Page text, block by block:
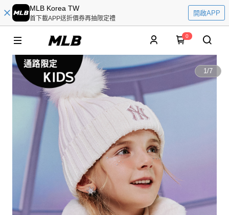
MLB Korea TW
首下載APP送折價券再抽限定禮
開啟APP
0
1/7